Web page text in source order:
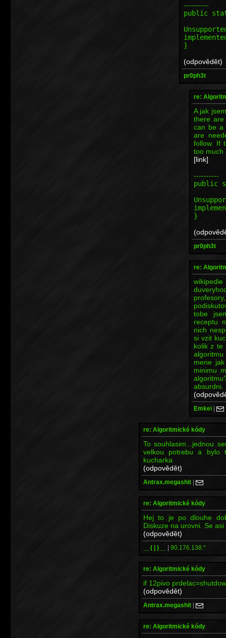
----------
public
}
(odpovědět)
pr0ph3t
re:
A jak
there
can be a
are
follow. If
too much
[link]
----------
public
}
pr0ph3t
re:
tobe
receptu
nich
si vzit
kolik z te
mene
minimu
absurdni.
Emkei |
re: Algoritmické kódy
To souhlasim...jednou
velkou potrebu a bylo
kucharka
(odpovědět)
Antrax.megashit |
re: Algoritmické kódy
Hej to je po dlouhe
Diskuze na urovni. Se
(odpovědět)
__( | )__ | 90.176.138.*
re: Algoritmické kódy
if 12pivo
(odpovědět)
Antrax.megashit |
re: Algoritmické kódy